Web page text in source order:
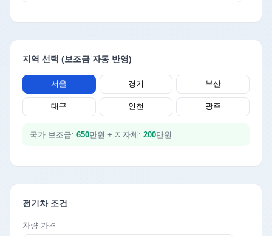
지역 선택 (보조금 자동 반영)
서울 경기 부산
대구 인천 광주
국가 보조금: 650만원 + 지자체: 200만원
전기차 조건
차량 가격